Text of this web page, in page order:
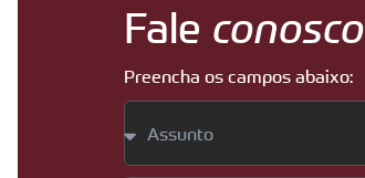
Fale conosco
Preencha os campos abaixo: